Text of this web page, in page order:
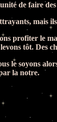
de faire
mais
profiter le
tôt. Des
le soyons
la notre.